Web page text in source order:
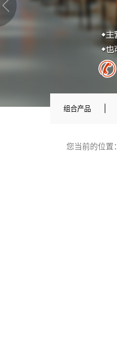
组合产品
您当前的位置：